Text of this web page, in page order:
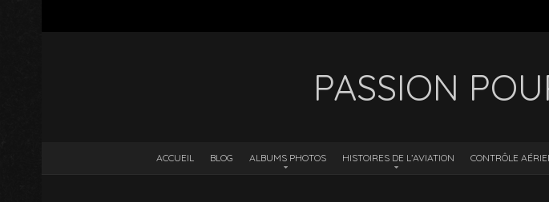
PASSION
ACCUEIL BLOG ALBUMS PHOTOS HISTOIRES DE L’AVIATION CONTRÔLE